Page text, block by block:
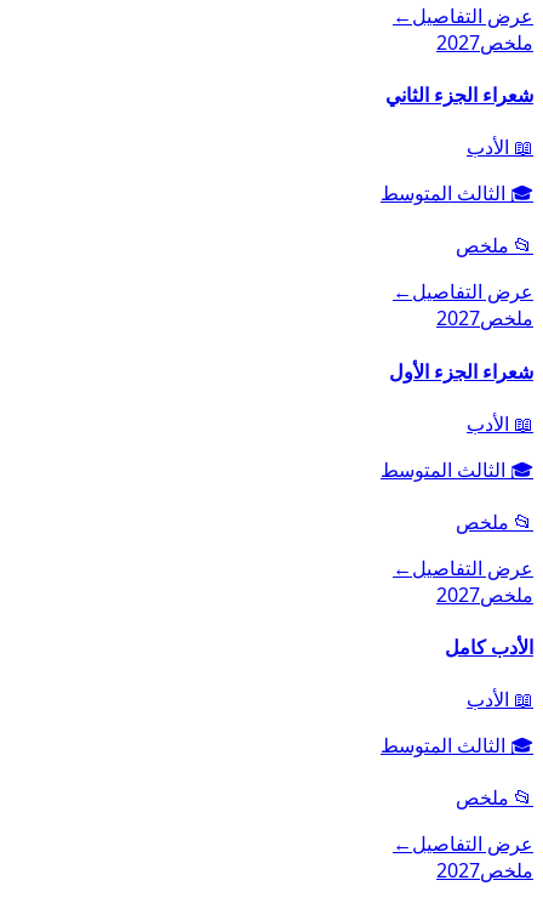
عرض التفاصيل←
ملخص2027
شعراء الجزء الثاني
📖 الأدب
🎓 الثالث المتوسط
📂 ملخص
عرض التفاصيل←
ملخص2027
شعراء الجزء الأول
📖 الأدب
🎓 الثالث المتوسط
📂 ملخص
عرض التفاصيل←
ملخص2027
الأدب كامل
📖 الأدب
🎓 الثالث المتوسط
📂 ملخص
عرض التفاصيل←
ملخص2027